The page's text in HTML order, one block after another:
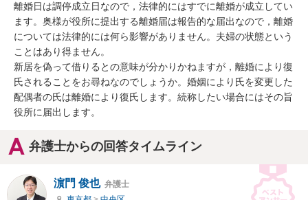
離婚日は調停成立日なので，法律的にはすでに離婚が成立してい
ます。奥様が役所に提出する離婚届は報告的な届出なので，離婚
については法律的には何ら影響がありません。夫婦の状態という
ことはあり得ません。
新居を偽って借りるとの意味が分かりかねますが，離婚により復
氏されることをお尋ねなのでしょうか。婚姻により氏を変更した
配偶者の氏は離婚により復氏します。続称したい場合にはその旨
役所に届出します。
弁護士からの回答タイムライン
濵門 俊也 弁護士